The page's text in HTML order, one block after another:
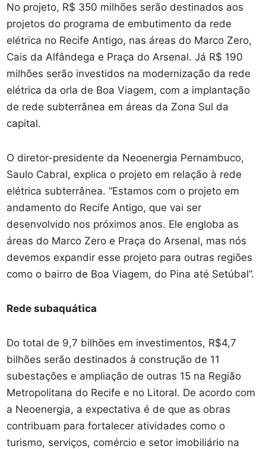
No projeto, R$ 350 milhões serão destinados aos
projetos do programa de embutimento da rede
elétrica no Recife Antigo, nas áreas do Marco Zero,
Cais da Alfândega e Praça do Arsenal. Já R$ 190
milhões serão investidos na modernização da rede
elétrica da orla de Boa Viagem, com a implantação
de rede subterrânea em áreas da Zona Sul da
capital.
O diretor-presidente da Neoenergia Pernambuco,
Saulo Cabral, explica o projeto em relação à rede
elétrica subterrânea. “Estamos com o projeto em
andamento do Recife Antigo, que vai ser
desenvolvido nos próximos anos. Ele engloba as
áreas do Marco Zero e Praça do Arsenal, mas nós
devemos expandir esse projeto para outras regiões
como o bairro de Boa Viagem, do Pina até Setúbal”.
Rede subaquática
Do total de 9,7 bilhões em investimentos, R$4,7
bilhões serão destinados à construção de 11
subestações e ampliação de outras 15 na Região
Metropolitana do Recife e no Litoral. De acordo com
a Neoenergia, a expectativa é de que as obras
contribuam para fortalecer atividades como o
turismo, serviços, comércio e setor imobiliário na